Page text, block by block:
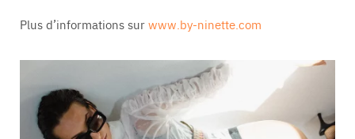
Plus d’informations surwww.by-ninette.com